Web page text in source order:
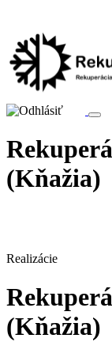
(Kňažia)
Realizácie
(Kňažia)